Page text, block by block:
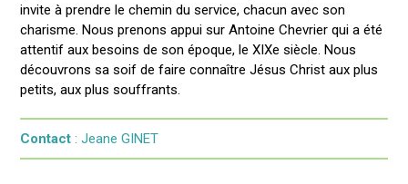
invite à prendre le chemin du service, chacun avec son
charisme. Nous prenons appui sur Antoine Chevrier qui a été
attentif aux besoins de son époque, le XIXe siècle. Nous
découvrons sa soif de faire connaître Jésus Christ aux plus
petits, aux plus souffrants.
Contact : Jeane GINET